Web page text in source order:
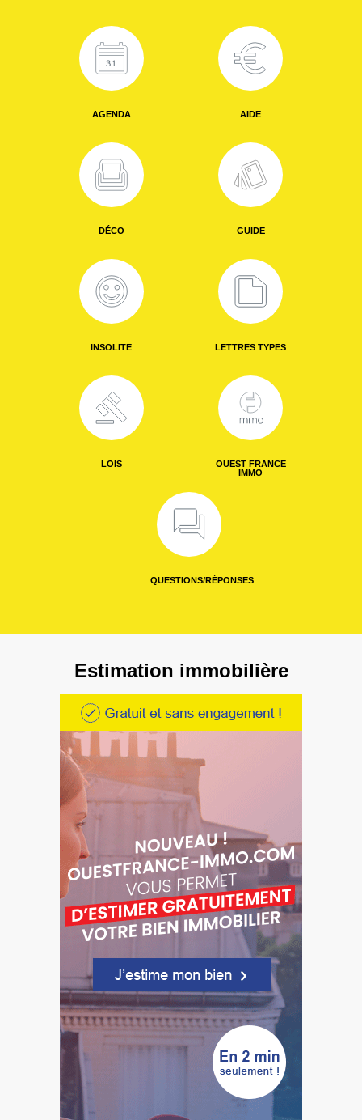
AGENDA AIDE
DÉCO GUIDE
INSOLITE LETTRES TYPES
LOIS
OUEST FRANCE
IMMO
QUESTIONS/RÉPONSES
Estimation immobilière